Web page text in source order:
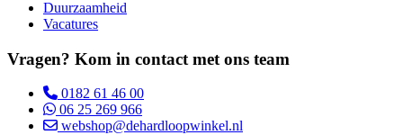
Duurzaamheid
Vacatures
Vragen? Kom in contact met ons team
0182 61 46 00
06 25 269 966
webshop@dehardloopwinkel.nl